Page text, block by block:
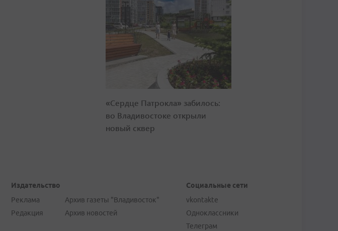
«Сердце Патрокла» забилось:
во Владивостоке открыли
новый сквер
Издательство
Реклама
Редакция
Архив газеты "Владивосток"
Архив новостей
Социальные сети
vkontakte
Одноклассники
Телеграм